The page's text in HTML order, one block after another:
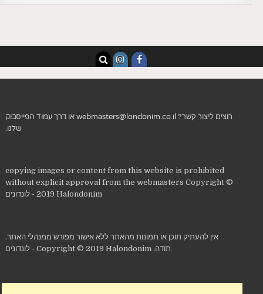
רוצים ליצור קשר? webmasters@londonim.co.il או דרךעמוד הפייסבוק
שלנו.
copying images or content from this website is prohibited
without explicit approval from the webmasters Copyright ©
2019 Halondonim - לונדונים
אין להעתיק תוכן או תמונות מהאתר ללא אישור מפורש ממנהלי האתר.
תודה. Copyright © 2019 Halondonim - לונדונים